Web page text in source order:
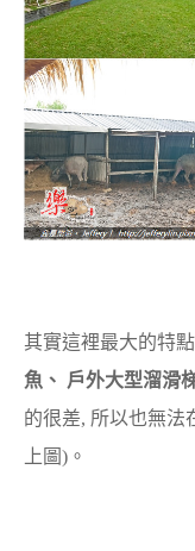
其實這裡最大的特
魚、 戶外大型溜滑
的很差, 所以也無法
上圖)。